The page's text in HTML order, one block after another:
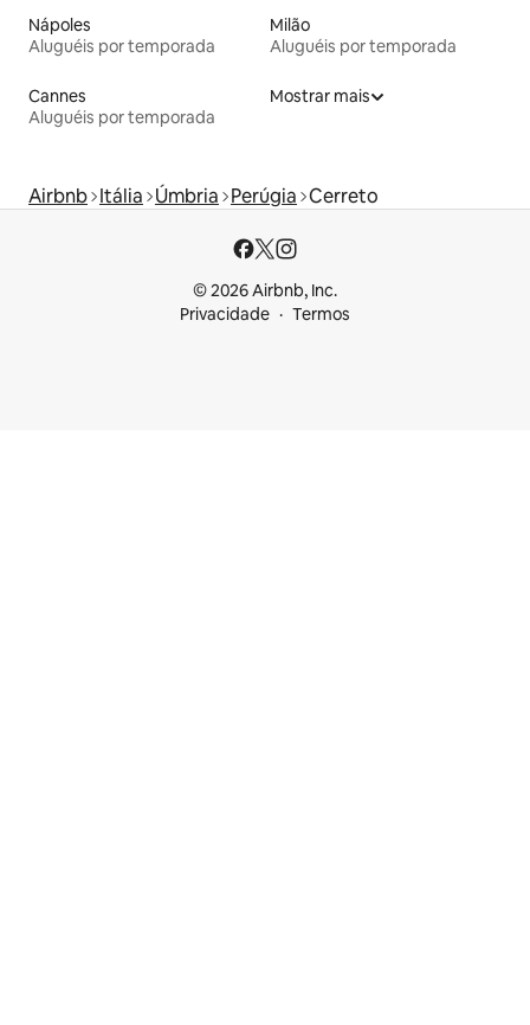
Nápoles
Aluguéis por temporada
Milão
Aluguéis por temporada
Cannes
Aluguéis por temporada
Mostrar mais
Airbnb Itália Úmbria Perúgia Cerreto
© 2026 Airbnb, Inc.
Privacidade
Termos